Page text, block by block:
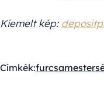
Kiemelt kép:
Címkék:furcsa